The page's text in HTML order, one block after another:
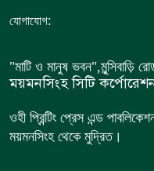
যোগাযোগ:
"মাটি ও মানুষ ভবন",মুন্সিবাড়ি
ময়মনসিংহ সিটি
ওহী প্রিন্টিং প্রেস এন্ড
ময়মনসিংহ থেকে মুদ্রিত।